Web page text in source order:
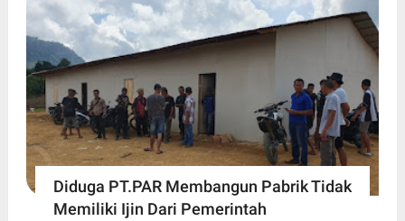
Diduga PT.PAR Membangun Pabrik Tidak
Memiliki Ijin Dari Pemerintah